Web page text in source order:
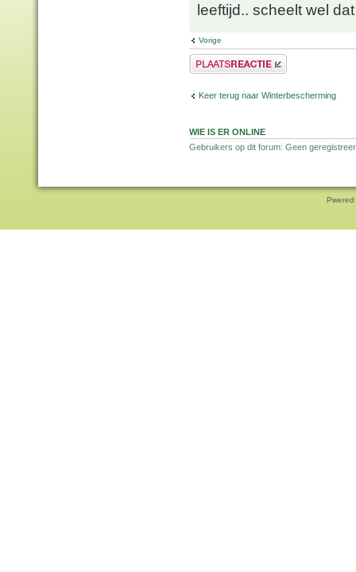
leeftijd.. scheelt wel
Vorige
Plaats een reactie
Keer terug naar Winterbescherming
WIE IS ER ONLINE
Gebruikers op dit forum: Geen